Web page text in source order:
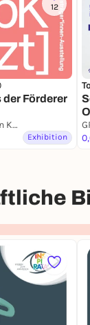
12
der Förderer
Museum der bildenden Künste Leipzig
Exhibition